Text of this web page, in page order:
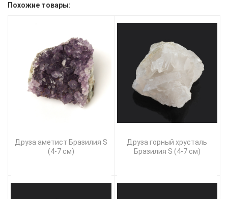
Похожие товары:
Друза аметист Бразилия S
(4-7 см)
Друза горный хрусталь
Бразилия S (4-7 см)